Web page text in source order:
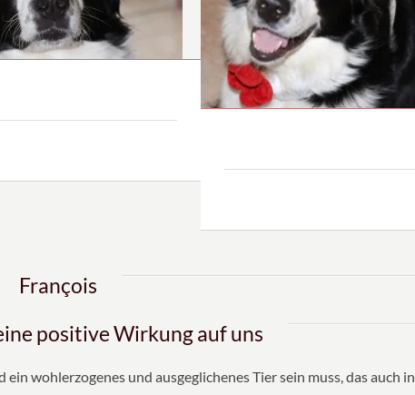
François
positive Wirkung auf uns
wohlerzogenes und ausgeglichenes Tier sein muss, das auch in